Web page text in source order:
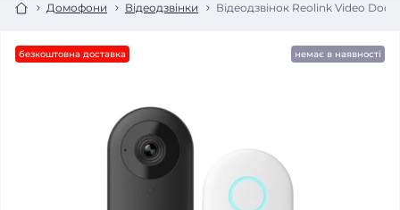
Домофони Відеодзвінки Відеодзвінок Reolink Video
безкоштовна доставка немає в наявності